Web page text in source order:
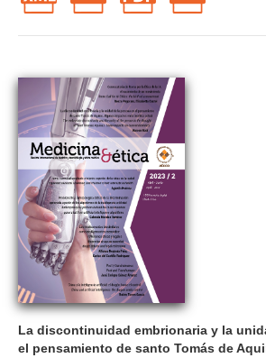
La discontinuidad embrionaria y la
el pensamiento de santo Tomás de